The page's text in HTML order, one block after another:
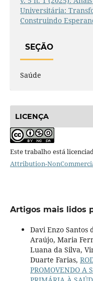
Universitária:
Construindo
SEÇÃO
Saúde
LICENÇA
Este trabalho está
Attribution-
Artigos mais lidos
Davi Enzo Santos
Araújo, Maria
Luana da Silva,
Duarte Farias,
PROMOVENDO A